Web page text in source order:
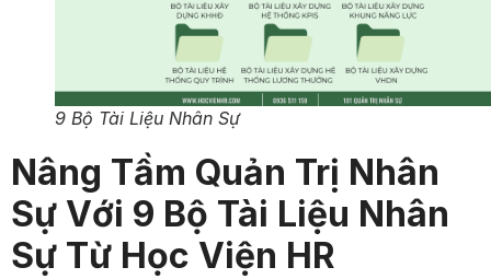
9 Bộ Tài Liệu Nhân Sự
Nâng Tầm Quản Trị Nhân
Sự Với 9 Bộ Tài Liệu Nhân
Sự Từ Học Viện HR